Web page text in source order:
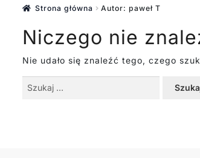
Strona główna Autor: paweł T
Niczego nie
Nie udało się znaleźć tego, czego
Szukaj: